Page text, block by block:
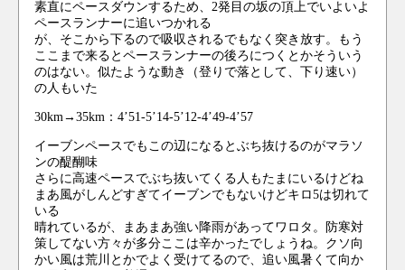
素直にペースダウンするため、2発目の坂の頂上でいよいよ
ペースランナーに追いつかれる
が、そこから下るので吸収されるでもなく突き放す。もう
ここまで来るとペースランナーの後ろにつくとかそういう
のはない。似たような動き（登りで落として、下り速い）
の人もいた
30km→35km：4’51-5’14-5’12-4’49-4’57
イーブンペースでもこの辺になるとぶち抜けるのがマラソ
ンの醍醐味
さらに高速ペースでぶち抜いてくる人もたまにいるけどね
まあ風がしんどすぎてイーブンでもないけどキロ5は切れて
いる
晴れているが、まあまあ強い降雨があってワロタ。防寒対
策してない方々が多分ここは辛かったでしょうね。クソ向
かい風は荒川とかでよく受けてるので、追い風暑くて向か